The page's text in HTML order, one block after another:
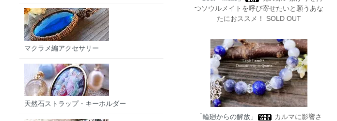
つソウルメイトを呼び寄せたいと願うあな
たにおススメ！ SOLD OUT
「輪廻からの解放」
カルマに影響さ
マクラメ編アクセサリー
天然石ストラップ・キーホルダー